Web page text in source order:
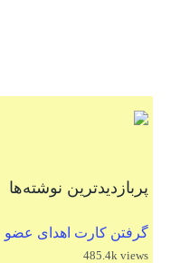
پربازدیدترین نوشته‌ها
گرفتن کارت اهدای عضو
485.4k views